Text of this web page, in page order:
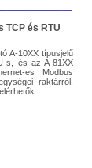
TCP és RTU
A-10XX típusjelű
s, és az A-81XX
es Modbus
raktárról,